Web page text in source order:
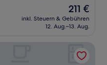
Der
Preis
beträgt
211 €
inkl. Steuern & Gebühren
12. Aug.–13. Aug.